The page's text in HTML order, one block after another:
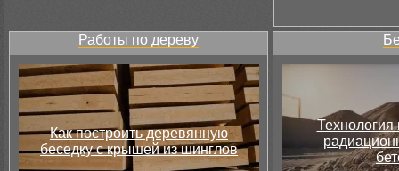
Работы по дереву
Как построить деревянную
беседку с крышей из шинглов
Технология